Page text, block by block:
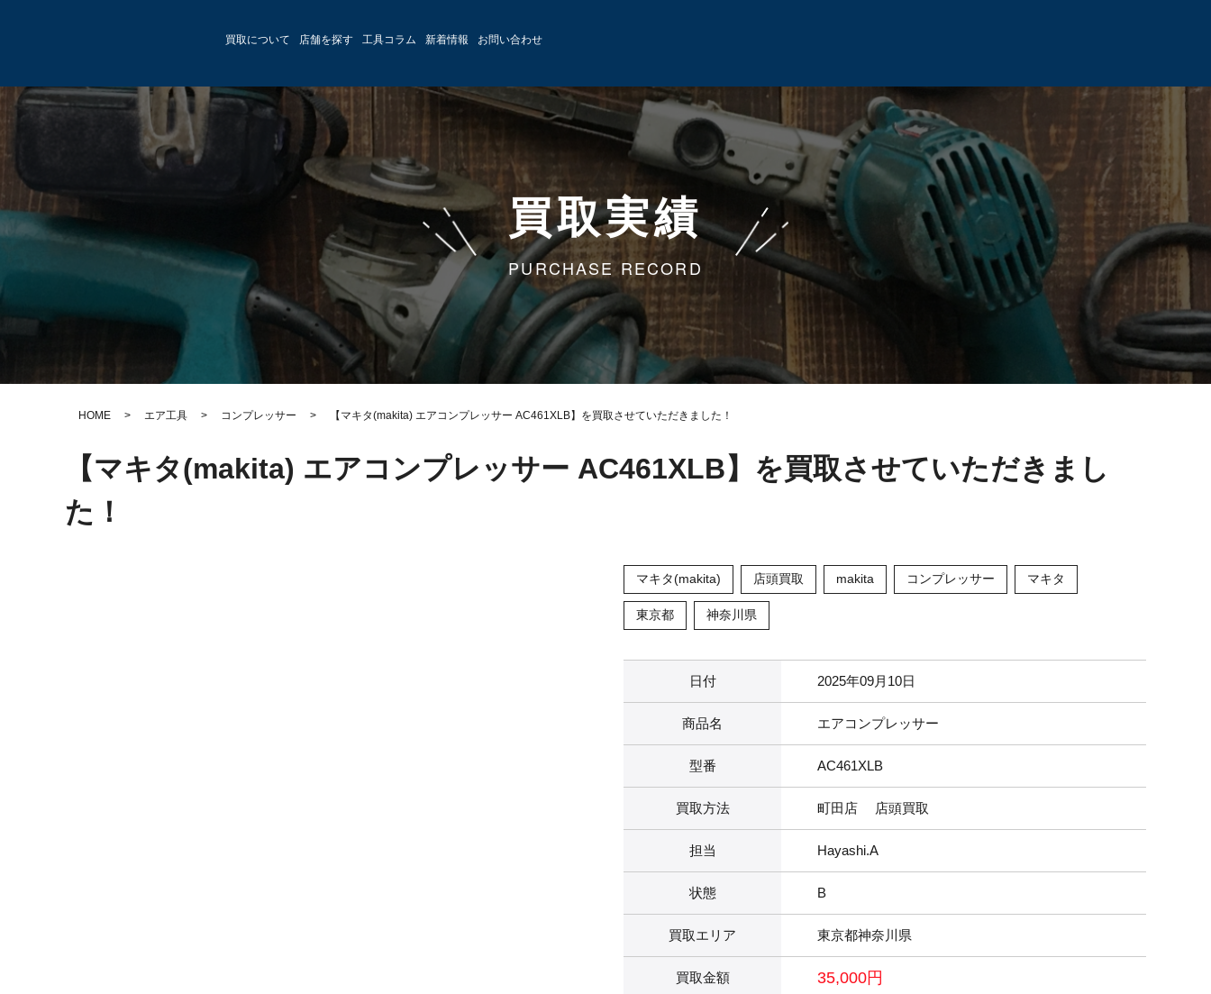
買取について 店舗を探す 工具コラム 新着情報 お問い合わせ
買取実績
PURCHASE RECORD
HOME > エア工具 > コンプレッサー > 【マキタ(makita) エアコンプレッサー AC461XLB】を買取させていただきました！
【マキタ(makita) エアコンプレッサー AC461XLB】を買取させていただきまし
た！
マキタ(makita) 店頭買取 makita コンプレッサー マキタ
東京都 神奈川県
日付 2025年09月10日
商品名 エアコンプレッサー
型番 AC461XLB
買取方法 町田店 店頭買取
担当 Hayashi.A
状態 B
買取エリア 東京都神奈川県
買取金額 35,000円